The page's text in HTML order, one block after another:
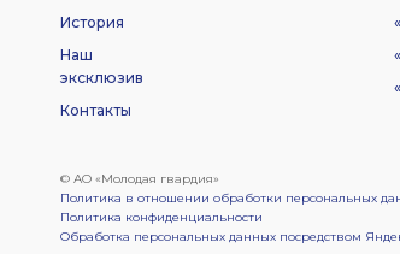
История
Наш
эксклюзив
Контакты
© АО «Молодая гвардия»
Политика в отношении обработки персональных
Политика конфиденциальности
Обработка персональных данных посредством